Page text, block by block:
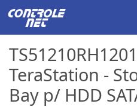
TeraStation -
Bay p/ HDD